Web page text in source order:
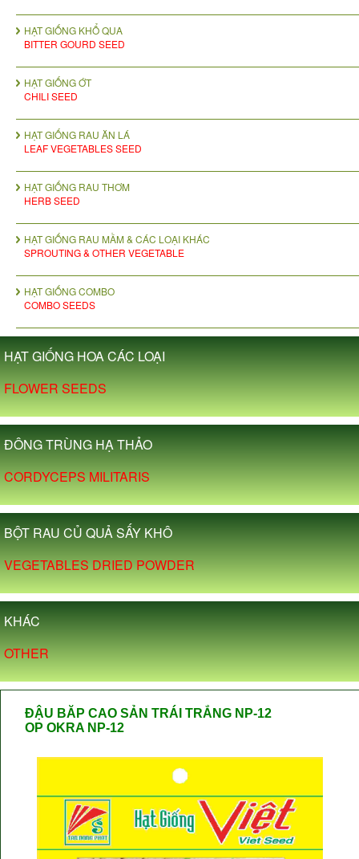
HẠT GIỐNG KHỔ QUA
BITTER GOURD SEED
HẠT GIỐNG ỚT
CHILI SEED
HẠT GIỐNG RAU ĂN LÁ
LEAF VEGETABLES SEED
HẠT GIỐNG RAU THƠM
HERB SEED
HẠT GIỐNG RAU MẦM & CÁC LOẠI KHÁC
SPROUTING & OTHER VEGETABLE
HẠT GIỐNG COMBO
COMBO SEEDS
HẠT GIỐNG HOA CÁC LOẠI
FLOWER SEEDS
ĐÔNG TRÙNG HẠ THẢO
CORDYCEPS MILITARIS
BỘT RAU CỦ QUẢ SẤY KHÔ
VEGETABLES DRIED POWDER
KHÁC
OTHER
ĐẬU BĂP CAO SẢN TRÁI TRẮNG NP-12
OP OKRA NP-12